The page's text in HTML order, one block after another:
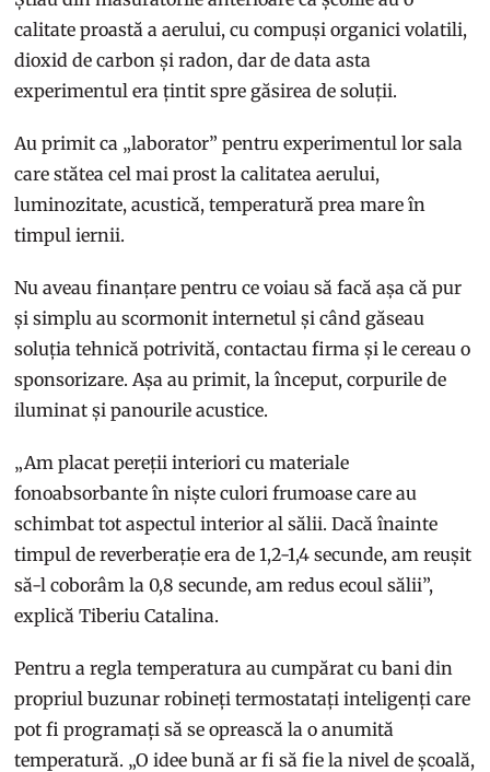
calitate proastă a aerului, cu compuși organici volatili,
dioxid de carbon și radon, dar de data asta
experimentul era țintit spre găsirea de soluții.
Au primit ca „laborator” pentru experimentul lor sala
care stătea cel mai prost la calitatea aerului,
luminozitate, acustică, temperatură prea mare în
timpul iernii.
Nu aveau finanțare pentru ce voiau să facă așa că pur
și simplu au scormonit internetul și când găseau
soluția tehnică potrivită, contactau firma și le cereau o
sponsorizare. Așa au primit, la început, corpurile de
iluminat și panourile acustice.
„Am placat pereții interiori cu materiale
fonoabsorbante în niște culori frumoase care au
schimbat tot aspectul interior al sălii. Dacă înainte
timpul de reverberație era de 1,2-1,4 secunde, am reușit
să-l coborâm la 0,8 secunde, am redus ecoul sălii”,
explică Tiberiu Catalina.
Pentru a regla temperatura au cumpărat cu bani din
propriul buzunar robineți termostatați inteligenți care
pot fi programați să se oprească la o anumită
temperatură. „O idee bună ar fi să fie la nivel de școală,